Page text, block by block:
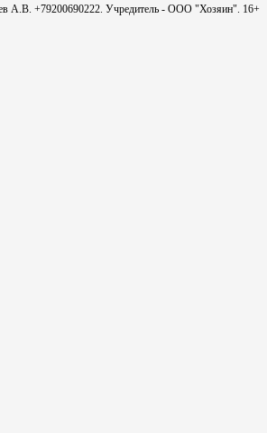
А.В. +79200690222. Учредитель - ООО "Хозяин". 16+